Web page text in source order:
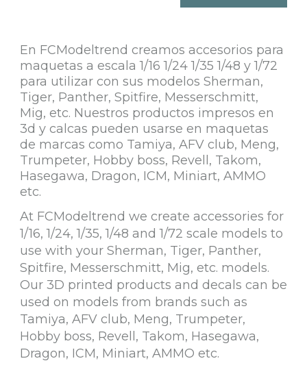
En FCModeltrend creamos accesorios para
maquetas a escala 1/16 1/24 1/35 1/48 y 1/72
para utilizar con sus modelos Sherman,
Tiger, Panther, Spitfire, Messerschmitt,
Mig, etc. Nuestros productos impresos en
3d y calcas pueden usarse en maquetas
de marcas como Tamiya, AFV club, Meng,
Trumpeter, Hobby boss, Revell, Takom,
Hasegawa, Dragon, ICM, Miniart, AMMO
etc.
At FCModeltrend we create accessories for
1/16, 1/24, 1/35, 1/48 and 1/72 scale models to
use with your Sherman, Tiger, Panther,
Spitfire, Messerschmitt, Mig, etc. models.
Our 3D printed products and decals can be
used on models from brands such as
Tamiya, AFV club, Meng, Trumpeter,
Hobby boss, Revell, Takom, Hasegawa,
Dragon, ICM, Miniart, AMMO etc.